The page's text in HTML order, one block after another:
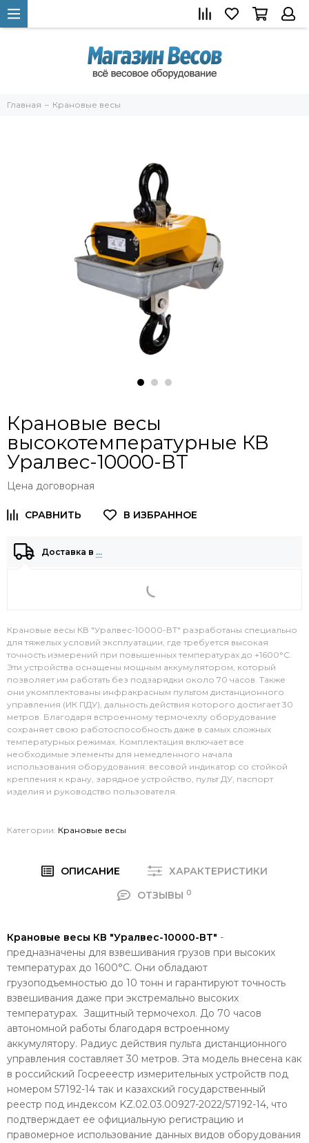
Главная Крановые весы
Крановые весы
высокотемпературные КВ
Уралвес-10000-ВТ
Цена договорная
Доставка в …
Крановые весы КВ "Уралвес-10000-ВТ" разработаны специально
для тяжелых условий эксплуатации, где требуется высокая
точность измерений при повышенных температурах до +1600°C.
Эти устройства оснащены мощным аккумулятором, который
позволяет им работать без подзарядки около 70 часов. Также
они укомплектованы инфракрасным пультом дистанционного
управления (ИК ПДУ), дальность действия которого достигает 30
метров. Благодаря встроенному термочехлу оборудование
сохраняет свою работоспособность даже в самых сложных
температурных режимах. Комплектация включает все
необходимые элементы для немедленного начала
использования оборудования: весовой индикатор со стойкой
крепления к крану, зарядное устройство, пульт ДУ, паспорт
изделия и руководство пользователя.
Категории: Крановые весы
ОПИСАНИЕ
ХАРАКТЕРИСТИКИ
ОТЗЫВЫ 0
Крановые весы КВ "Уралвес-10000-ВТ" -
предназначены для взвешивания грузов при высоких
температурах до 1600°С. Они обладают
грузоподъемностью до 10 тонн и гарантируют точность
взвешивания даже при экстремально высоких
температурах. Защитный термочехол. До 70 часов
автономной работы благодаря встроенному
аккумулятору. Радиус действия пульта дистанционного
управления составляет 30 метров. Эта модель внесена как
в российский Госрееестр измерительных устройств под
номером 57192-14 так и казахский государственный
реестр под индексом KZ.02.03.00927-2022/57192-14, что
подтверждает ее официальную регистрацию и
правомерное использование данных видов оборудования